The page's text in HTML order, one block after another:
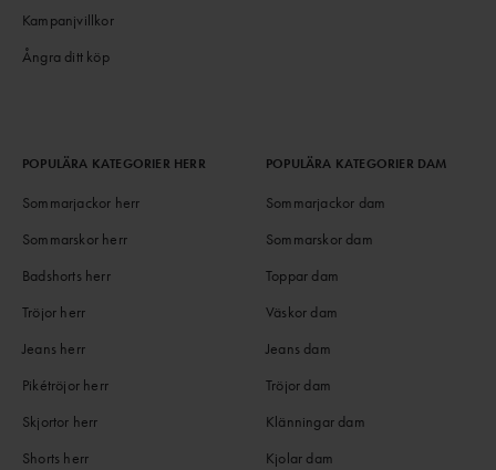
Kampanjvillkor
Ångra ditt köp
POPULÄRA KATEGORIER HERR
Sommarjackor herr
Sommarskor herr
Badshorts herr
Tröjor herr
Jeans herr
Pikétröjor herr
Skjortor herr
Shorts herr
POPULÄRA KATEGORIER DAM
Sommarjackor dam
Sommarskor dam
Toppar dam
Väskor dam
Jeans dam
Tröjor dam
Klänningar dam
Kjolar dam